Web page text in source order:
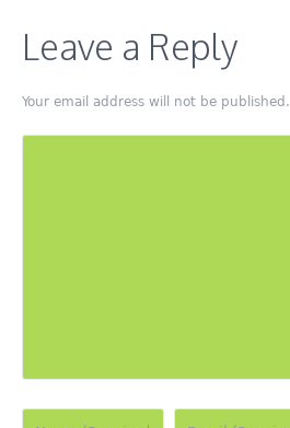
Leave a Reply
Your email address will not be published.